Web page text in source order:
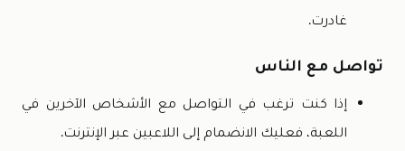
غادرت.
تواصل مع الناس
إذا كنت ترغب في التواصل مع الأشخاص الآخرين في
اللعبة، فعليك الانضمام إلى اللاعبين عبر الإنترنت.